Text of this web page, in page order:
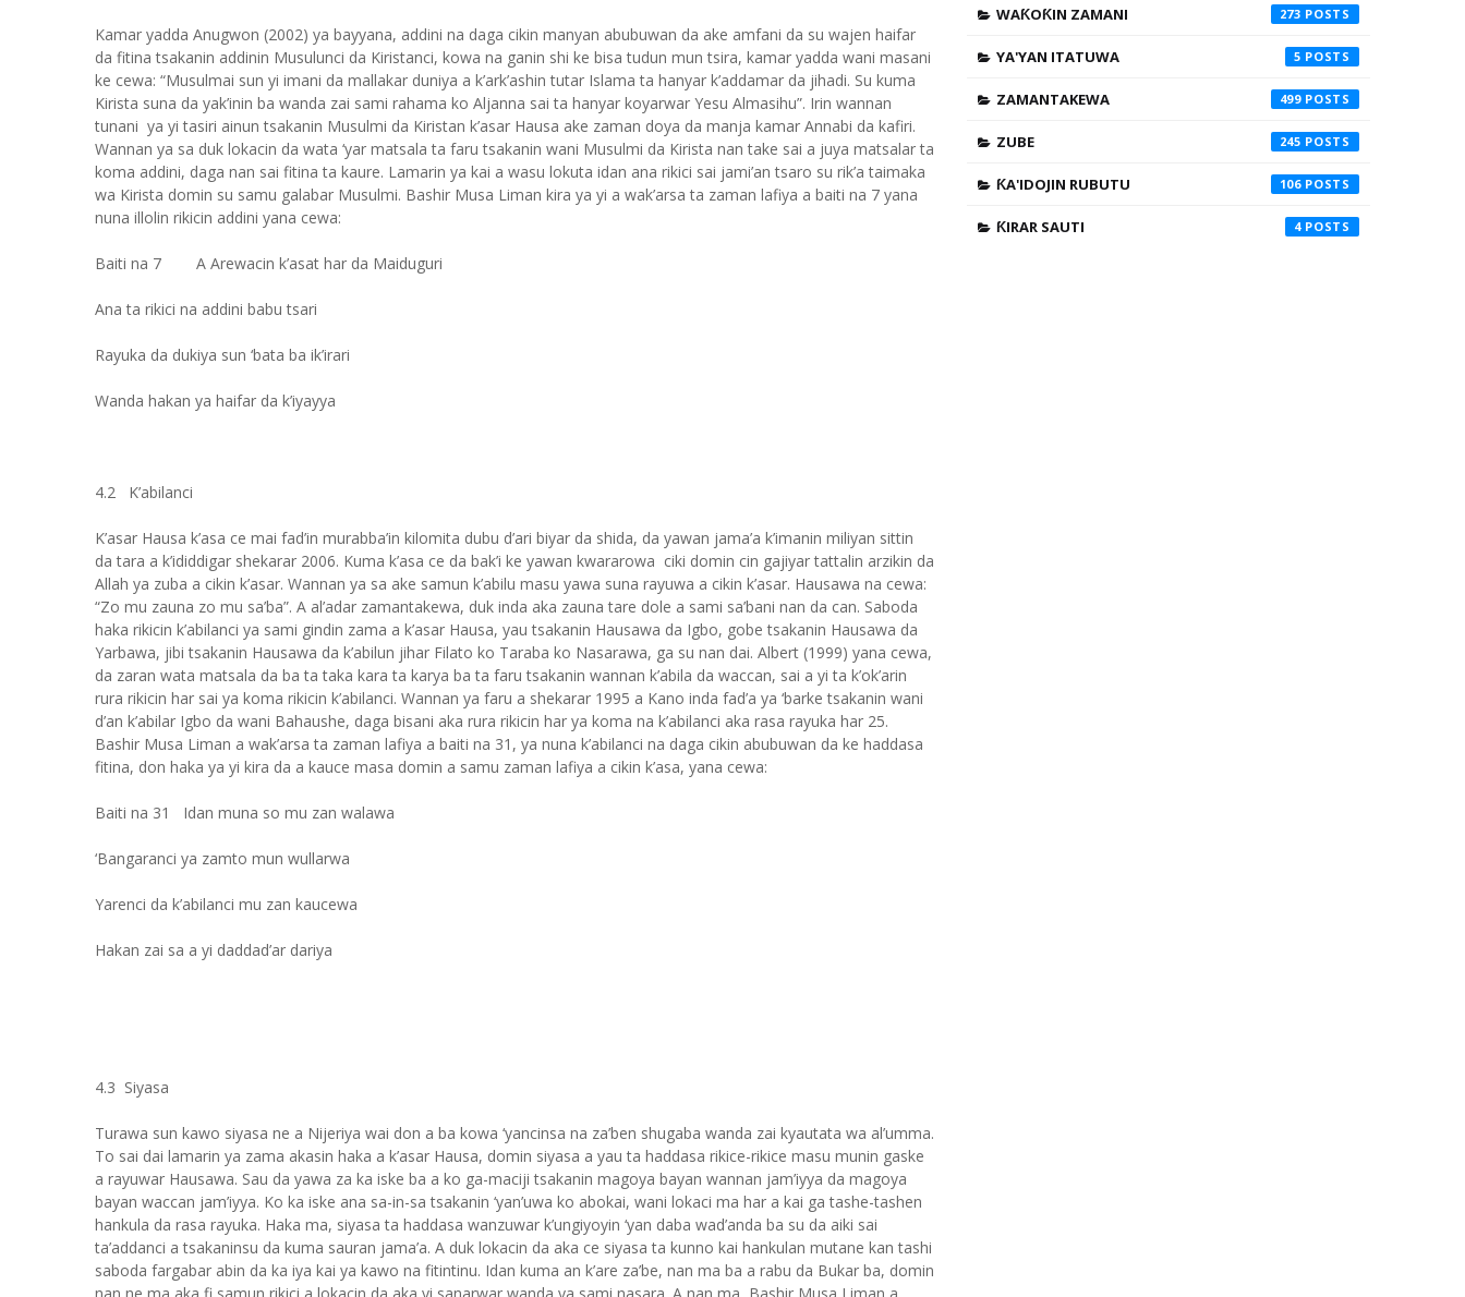
Kamar yadda Anugwon (2002) ya bayyana, addini na daga cikin manyan abubuwan da ake amfani da su wajen haifar
da fitina tsakanin addinin Musulunci da Kiristanci, kowa na ganin shi ke bisa tudun mun tsira, kamar yadda wani masani
ke cewa: “Musulmai sun yi imani da mallakar duniya a k’ark’ashin tutar Islama ta hanyar k’addamar da jihadi. Su kuma
Kirista suna da yak’inin ba wanda zai sami rahama ko Aljanna sai ta hanyar koyarwar Yesu Almasihu”. Irin wannan
tunani ya yi tasiri ainun tsakanin Musulmi da Kiristan k’asar Hausa ake zaman doya da manja kamar Annabi da kafiri.
Wannan ya sa duk lokacin da wata ‘yar matsala ta faru tsakanin wani Musulmi da Kirista nan take sai a juya matsalar ta
koma addini, daga nan sai fitina ta kaure. Lamarin ya kai a wasu lokuta idan ana rikici sai jami’an tsaro su rik’a taimaka
wa Kirista domin su samu galabar Musulmi. Bashir Musa Liman kira ya yi a wak’arsa ta zaman lafiya a baiti na 7 yana
nuna illolin rikicin addini yana cewa:
Baiti na 7 A Arewacin k’asat har da Maiduguri
Ana ta rikici na addini babu tsari
Rayuka da dukiya sun ‘bata ba ik’irari
Wanda hakan ya haifar da k’iyayya
4.2 K’abilanci
K’asar Hausa k’asa ce mai fad’in murabba’in kilomita dubu d’ari biyar da shida, da yawan jama’a k’imanin miliyan sittin
da tara a k’ididdigar shekarar 2006. Kuma k’asa ce da bak’i ke yawan kwararowa ciki domin cin gajiyar tattalin arzikin da
Allah ya zuba a cikin k’asar. Wannan ya sa ake samun k’abilu masu yawa suna rayuwa a cikin k’asar. Hausawa na cewa:
“Zo mu zauna zo mu sa’ba”. A al’adar zamantakewa, duk inda aka zauna tare dole a sami sa’bani nan da can. Saboda
haka rikicin k’abilanci ya sami gindin zama a k’asar Hausa, yau tsakanin Hausawa da Igbo, gobe tsakanin Hausawa da
Yarbawa, jibi tsakanin Hausawa da k’abilun jihar Filato ko Taraba ko Nasarawa, ga su nan dai. Albert (1999) yana cewa,
da zaran wata matsala da ba ta taka kara ta karya ba ta faru tsakanin wannan k’abila da waccan, sai a yi ta k’ok’arin
rura rikicin har sai ya koma rikicin k’abilanci. Wannan ya faru a shekarar 1995 a Kano inda fad’a ya ‘barke tsakanin wani
d’an k’abilar Igbo da wani Bahaushe, daga bisani aka rura rikicin har ya koma na k’abilanci aka rasa rayuka har 25.
Bashir Musa Liman a wak’arsa ta zaman lafiya a baiti na 31, ya nuna k’abilanci na daga cikin abubuwan da ke haddasa
fitina, don haka ya yi kira da a kauce masa domin a samu zaman lafiya a cikin k’asa, yana cewa:
Baiti na 31 Idan muna so mu zan walawa
‘Bangaranci ya zamto mun wullarwa
Yarenci da k’abilanci mu zan kaucewa
Hakan zai sa a yi daddad’ar dariya
4.3 Siyasa
Turawa sun kawo siyasa ne a Nijeriya wai don a ba kowa ‘yancinsa na za’ben shugaba wanda zai kyautata wa al’umma.
To sai dai lamarin ya zama akasin haka a k’asar Hausa, domin siyasa a yau ta haddasa rikice-rikice masu munin gaske
a rayuwar Hausawa. Sau da yawa za ka iske ba a ko ga-maciji tsakanin magoya bayan wannan jam’iyya da magoya
bayan waccan jam’iyya. Ko ka iske ana sa-in-sa tsakanin ‘yan’uwa ko abokai, wani lokaci ma har a kai ga tashe-tashen
hankula da rasa rayuka. Haka ma, siyasa ta haddasa wanzuwar k’ungiyoyin ‘yan daba wad’anda ba su da aiki sai
ta’addanci a tsakaninsu da kuma sauran jama’a. A duk lokacin da aka ce siyasa ta kunno kai hankulan mutane kan tashi
saboda fargabar abin da ka iya kai ya kawo na fitintinu. Idan kuma an k’are za’be, nan ma ba a rabu da Bukar ba, domin
WAƘOƘIN ZAMANI 273
YA'YAN ITATUWA 5
ZAMANTAKEWA 499
ZUBE 245
ƘA'IDOJIN RUBUTU 106
ƘIRAR SAUTI 4